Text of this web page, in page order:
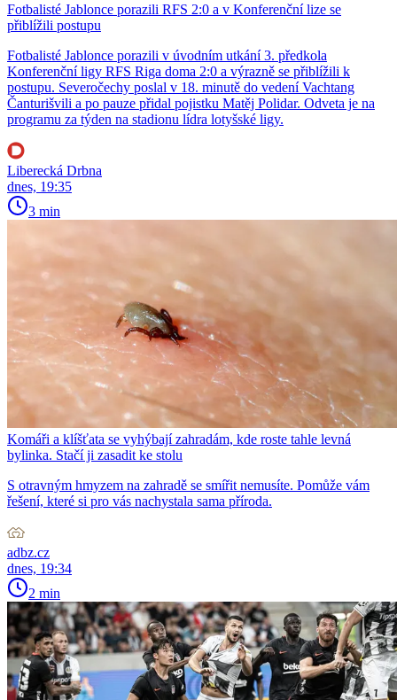
Fotbalisté Jablonce porazili RFS 2:0 a v Konferenční lize se
přiblížili postupu
Fotbalisté Jablonce porazili v úvodním utkání 3. předkola
Konferenční ligy RFS Riga doma 2:0 a výrazně se přiblížili k
postupu. Severočechy poslal v 18. minutě do vedení Vachtang
Čanturišvili a po pauze přidal pojistku Matěj Polidar. Odveta je na
programu za týden na stadionu lídra lotyšské ligy.
Liberecká Drbna
dnes, 19:35
3 min
Komáři a klíšťata se vyhýbají zahradám, kde roste tahle levná
bylinka. Stačí ji zasadit ke stolu
S otravným hmyzem na zahradě se smířit nemusíte. Pomůže vám
řešení, které si pro vás nachystala sama příroda.
adbz.cz
dnes, 19:34
2 min